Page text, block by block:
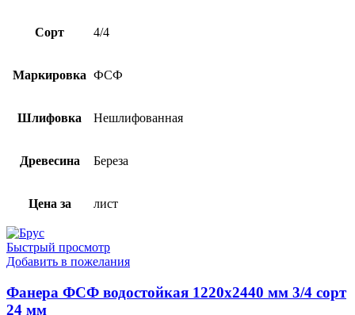
Сорт 4/4
Маркировка ФСФ
Шлифовка Нешлифованная
Древесина Береза
Цена за лист
Быстрый просмотр
Добавить в пожелания
Фанера ФСФ водостойкая 1220х2440 мм 3/4 сорт
24 мм